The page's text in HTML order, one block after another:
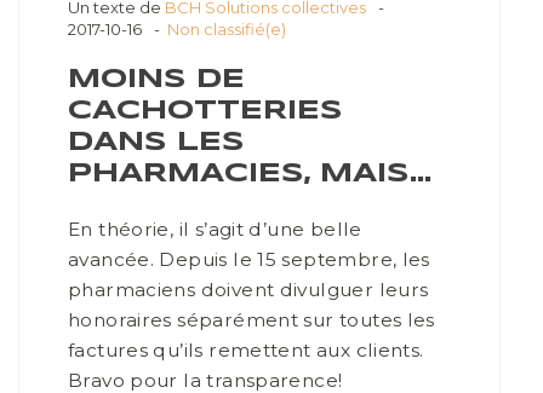
Un texte de BCH Solutions collectives
2017-10-16
Non classifié(e)
MOINS DE
CACHOTTERIES
DANS LES
PHARMACIES, MAIS…
En théorie, il s’agit d’une belle
avancée. Depuis le 15 septembre, les
pharmaciens doivent divulguer leurs
honoraires séparément sur toutes les
factures qu’ils remettent aux clients.
Bravo pour la transparence!